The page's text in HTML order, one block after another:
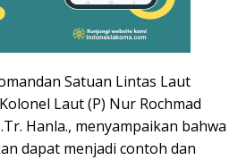
Satuan Lintas Laut
Laut (P) Nur Rochmad
Hanla., menyampaikan bahwa
dapat menjadi contoh dan